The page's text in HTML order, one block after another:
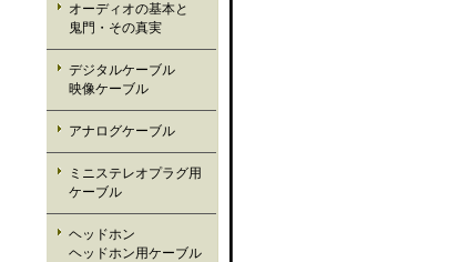
オーディオの基本と
鬼門・その真実
デジタルケーブル
映像ケーブル
アナログケーブル
ミニステレオプラグ用
ケーブル
ヘッドホン
ヘッドホン用ケーブル